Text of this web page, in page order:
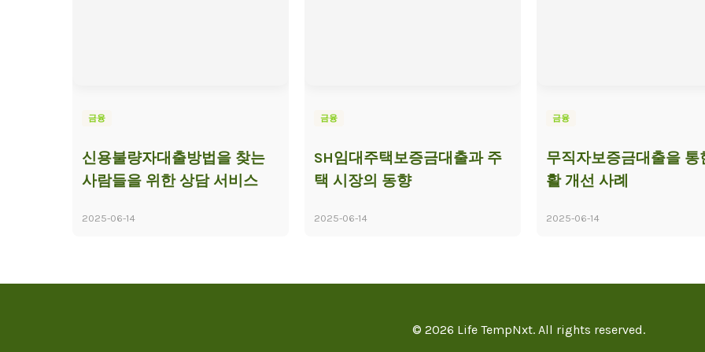
금융
신용불량자대출방법을 찾는
사람들을 위한 상담 서비스
2025-06-14
금융
SH임대주택보증금대출과 주
택 시장의 동향
2025-06-14
금융
무직자보증금대출을 통
활 개선 사례
2025-06-14
© 2026 Life TempNxt. All rights reserved.